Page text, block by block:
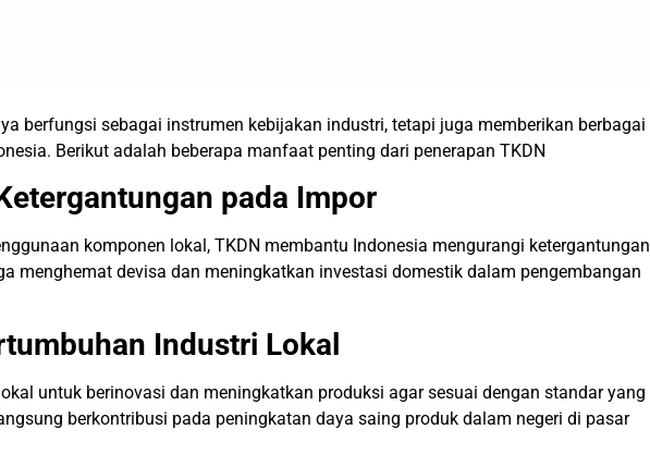
berfungsi sebagai instrumen kebijakan industri, tetapi juga memberikan berbagai
Berikut adalah beberapa manfaat penting dari penerapan TKDN
pada Impor
komponen lokal, TKDN membantu Indonesia mengurangi ketergantungan
menghemat devisa dan meningkatkan investasi domestik dalam pengembangan
Industri Lokal
untuk berinovasi dan meningkatkan produksi agar sesuai dengan standar yang
berkontribusi pada peningkatan daya saing produk dalam negeri di pasar